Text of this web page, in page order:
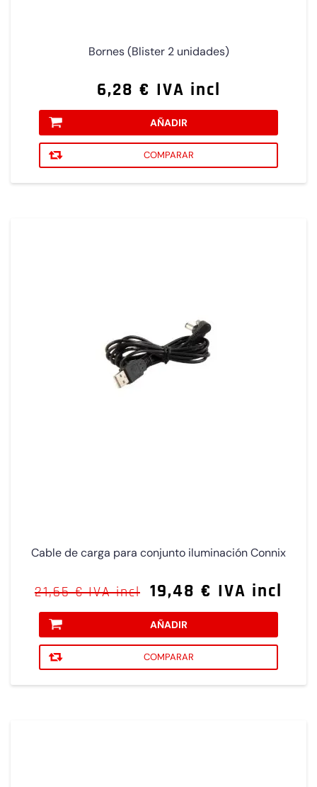
Bornes (Blister 2 unidades)
6,28 € IVA incl
AÑADIR
COMPARAR
Cable de carga para conjunto iluminación Connix
21,65 € IVA incl 19,48 € IVA incl
AÑADIR
COMPARAR